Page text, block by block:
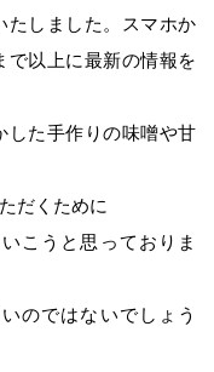
店）
たしました。スマホか
で以上に最新の情報を
した手作りの味噌や甘
だくために
こうと思っておりま
のではないでしょう